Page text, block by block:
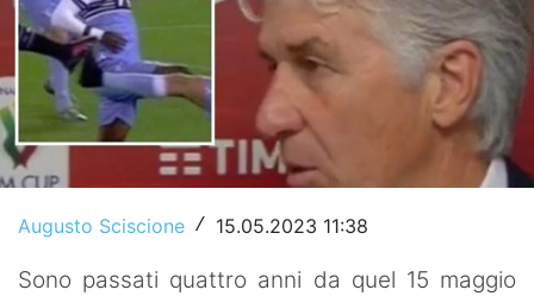
Lazio Women
Calciomercato
Video
Augusto Sciscione / 15.05.2023 11:38
Sono passati quattro anni da quel 15 maggio